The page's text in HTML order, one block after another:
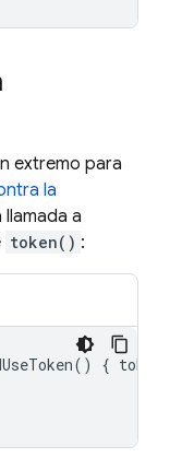
extremo para
la
llamada a
token() :
() { token